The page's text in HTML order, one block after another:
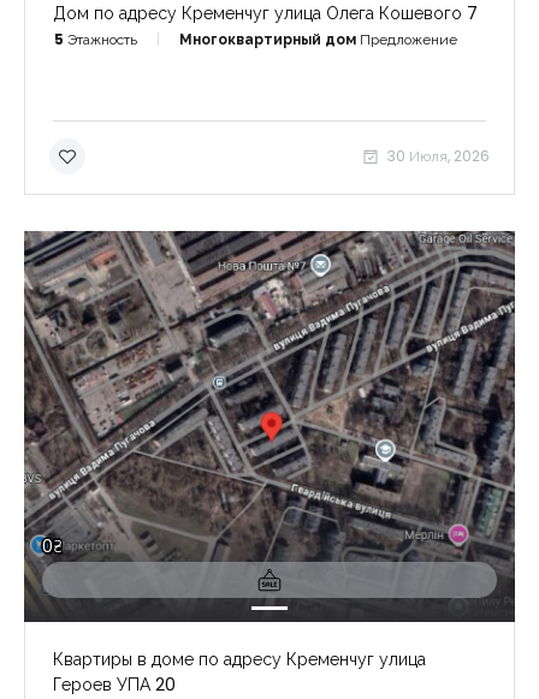
Дом по адресу Кременчуг улица Олега Кошевого 7
5 Этажность Многоквартирный дом Предложение
30 Июля, 2026
0₴
Квартиры в доме по адресу Кременчуг улица
Героев УПА 20